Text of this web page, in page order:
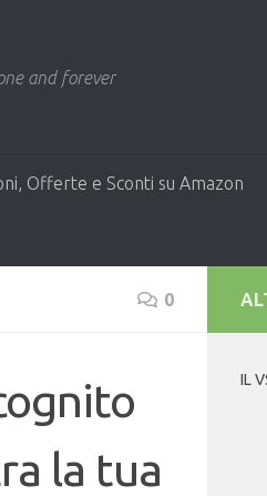
and forever
Offerte e Sconti su Amazon
0
la tua
IL